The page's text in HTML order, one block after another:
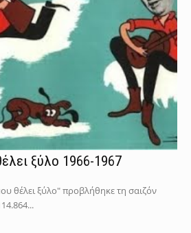
ξύλο 1966-1967
θέλει ξύλο" προβλήθηκε τη σαιζόν